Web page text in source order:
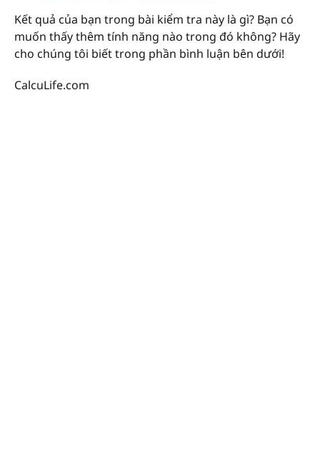
Kết quả của bạn trong bài kiểm tra này là gì? Bạn có
muốn thấy thêm tính năng nào trong đó không? Hãy
cho chúng tôi biết trong phần bình luận bên dưới!
CalcuLife.com